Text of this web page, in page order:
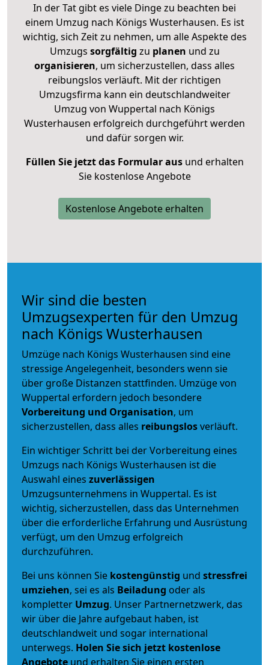
In der Tat gibt es viele Dinge zu beachten bei
einem Umzug nach Königs Wusterhausen. Es ist
wichtig, sich Zeit zu nehmen, um alle Aspekte des
Umzugs sorgfältig zu planen und zu
organisieren, um sicherzustellen, dass alles
reibungslos verläuft. Mit der richtigen
Umzugsfirma kann ein deutschlandweiter
Umzug von Wuppertal nach Königs
Wusterhausen erfolgreich durchgeführt werden
und dafür sorgen wir.
Füllen Sie jetzt das Formular ausund erhalten
Sie kostenlose Angebote
Kostenlose Angebote erhalten
Wir sind die besten
Umzugsexperten für den Umzug
nach Königs Wusterhausen
Umzüge nach Königs Wusterhausen sind eine
stressige Angelegenheit, besonders wenn sie
über große Distanzen stattfinden. Umzüge von
Wuppertal erfordern jedoch besondere
Vorbereitung und Organisation, um
sicherzustellen, dass alles reibungslosverläuft.
Ein wichtiger Schritt bei der Vorbereitung eines
Umzugs nach Königs Wusterhausen ist die
Auswahl eines zuverlässigen
Umzugsunternehmens in Wuppertal. Es ist
wichtig, sicherzustellen, dass das Unternehmen
über die erforderliche Erfahrung und Ausrüstung
verfügt, um den Umzug erfolgreich
durchzuführen.
Bei uns können Sie kostengünstig und stressfrei
umziehen, sei es als Beiladung oder als
kompletter Umzug. Unser Partnernetzwerk, das
wir über die Jahre aufgebaut haben, ist
deutschlandweit und sogar international
unterwegs. Holen Sie sich jetzt kostenlose
Angebote und erhalten Sie einen ersten